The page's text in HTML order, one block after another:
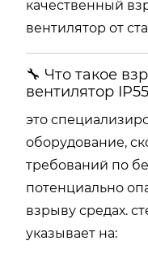
качественный
вентилятор от
🔧 Что такое
вентилятор
это
оборудование,
требований по
потенциально
взрыву средах.
указывает на: